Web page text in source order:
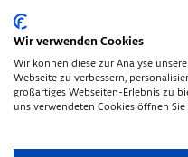
Wir verwenden Cookies
Wir können diese zur Analyse
Webseite zu verbessern,
großartiges Webseiten-Erlebnis zu
uns verwendeten Cookies öffnen